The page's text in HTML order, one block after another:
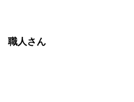
職人さん